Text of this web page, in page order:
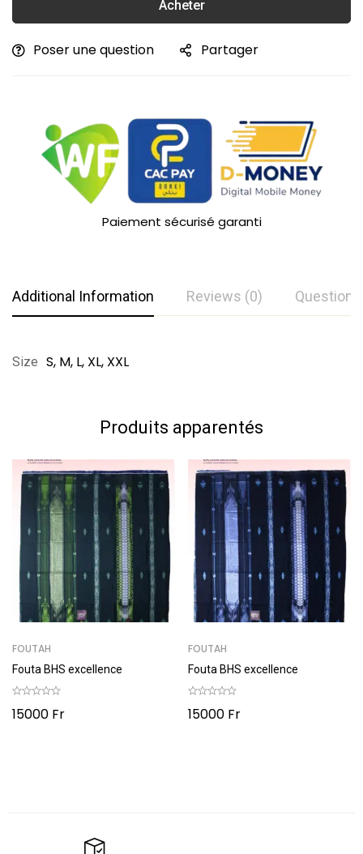
Acheter
Poser une question Partager
Paiement sécurisé garanti
Additional Information Reviews (0) Questions
Size S, M, L, XL, XXL
Notation et évaluation
Rédiger un commentaire
Il n'y a pas encore de commentaires.
Questions et réponses
Aucune question n'a été trouvée.
Produits apparentés
FOUTAH
Fouta BHS excellence
15000 Fr
FOUTAH
Fouta BHS excellence
15000 Fr